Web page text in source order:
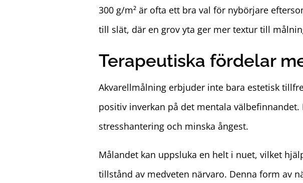
300 g/m² är ofta ett bra val för nybörjare
till slät, där en grov yta ger mer textur till
Terapeutiska fördelar
Akvarellmålning erbjuder inte bara estetisk
positiv inverkan på det mentala
stresshantering och minska ångest.
Målandet kan uppsluka en helt i nuet, vilket
tillstånd av medveten närvaro. Denna form av